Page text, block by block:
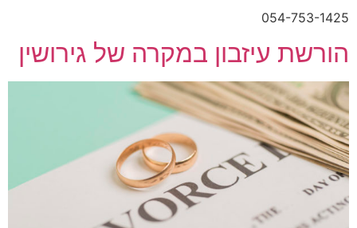
054-753-1425
הורשת עיזבון במקרה של גירושין